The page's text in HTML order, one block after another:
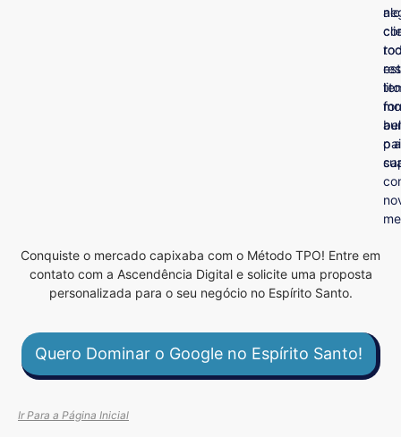
o
Conquiste o mercado capixaba com o Método TPO! Entre em
contato com a Ascendência Digital e solicite uma proposta
personalizada para o seu negócio no Espírito Santo.
Quero Dominar o Google no Espírito Santo!
Ir Para a Página Inicial